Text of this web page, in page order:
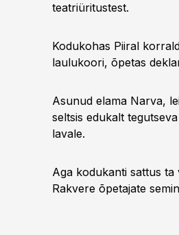
teatriüritustest.
Kodukohas Piiral
laulukoori, õpetas
Asunud elama Narva,
seltsis edukalt
lavale.
Aga kodukanti sattus ta
Rakvere õpetajate